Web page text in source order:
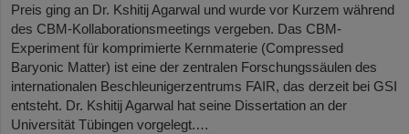
Preis ging an Dr. Kshitij Agarwal und wurde vor Kurzem während
des CBM-Kollaborationsmeetings vergeben. Das CBM-
Experiment für komprimierte Kernmaterie (Compressed
Baryonic Matter) ist eine der zentralen Forschungssäulen des
internationalen Beschleunigerzentrums FAIR, das derzeit bei GSI
entsteht. Dr. Kshitij Agarwal hat seine Dissertation an der
Universität Tübingen vorgelegt.…